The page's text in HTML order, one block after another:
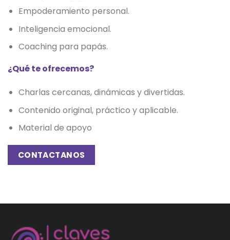
Empoderamiento personal.
Inteligencia emocional.
Coaching para papás.
¿Qué te ofrecemos?
Charlas cercanas, dinámicas y divertidas.
Contenido original, práctico y aplicable.
Material de apoyo
CONTACTANOS